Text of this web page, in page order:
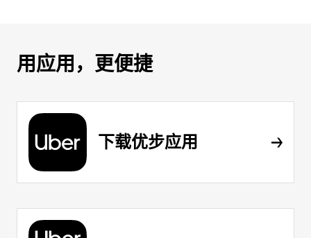
用应用，更便捷
下载优步应用